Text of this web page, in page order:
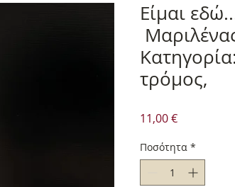
Είμαι
τρόμος,
11,00 €Τιμή
Ποσότητα *